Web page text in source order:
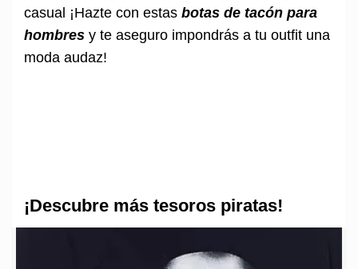
casual ¡Hazte con estas botas de tacón para
hombres y te aseguro impondrás a tu outfit una
moda audaz!
¡Descubre más tesoros piratas!